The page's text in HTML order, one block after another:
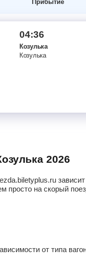
Прибытие
04:36
Козулька
Козулька
2026
просто на скорый
от типа